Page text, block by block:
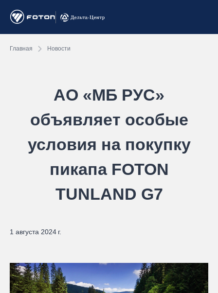
Главная Новости
АО «МБ РУС»
объявляет особые
условия на покупку
пикапа FOTON
TUNLAND G7
1 августа 2024 г.